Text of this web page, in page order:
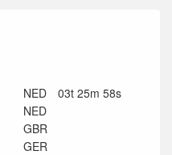
NED
03t 25m 58s
NED
GBR
GER